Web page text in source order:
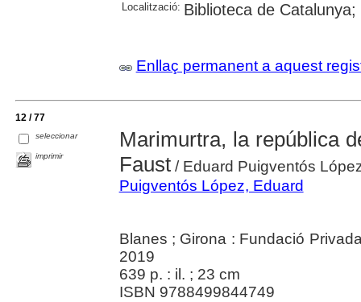
Localització: Biblioteca de
Enllaç permanent a aquest
12 / 77
seleccionar
imprimir
Marimurtra, la república
Faust/ Eduard Puigventós
Puigventós López, Eduard
Blanes ; Girona : Fundació
2019
639 p. : il. ; 23 cm
ISBN 9788499844749